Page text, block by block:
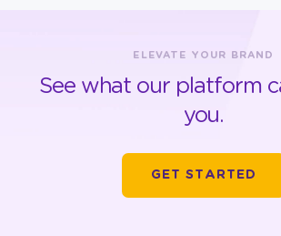
ELEVATE YOUR BRAND
See what our platform
you.
GET STARTED